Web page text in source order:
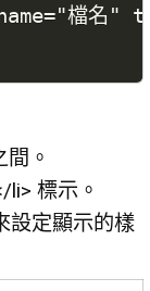
檔名"
。
標示。
設定顯示的樣